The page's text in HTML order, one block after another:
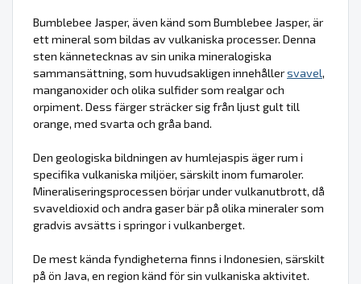
Bumblebee Jasper, även känd som Bumblebee Jasper, är
ett mineral som bildas av vulkaniska processer. Denna
sten kännetecknas av sin unika mineralogiska
sammansättning, som huvudsakligen innehållersvavel,
manganoxider och olika sulfider som realgar och
orpiment. Dess färger sträcker sig från ljust gult till
orange, med svarta och gråa band.
Den geologiska bildningen av humlejaspis äger rum i
specifika vulkaniska miljöer, särskilt inom fumaroler.
Mineraliseringsprocessen börjar under vulkanutbrott, då
svaveldioxid och andra gaser bär på olika mineraler som
gradvis avsätts i springor i vulkanberget.
De mest kända fyndigheterna finns i Indonesien, särskilt
på ön Java, en region känd för sin vulkaniska aktivitet.